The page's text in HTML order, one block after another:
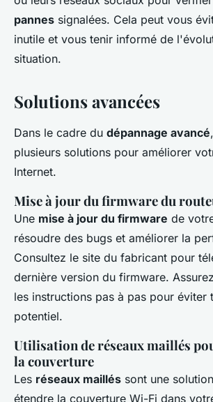
pannes signalées. Cela peut vous
inutile et vous tenir informé de
situation.
Solutions avancées
Dans le cadre du dépannage avancé
plusieurs solutions pour améliorer
Internet.
Mise à jour du firmware du
Une mise à jour du firmware de
résoudre des bugs et améliorer la
Consultez le site du fabricant pour
dernière version du firmware.
les instructions pas à pas pour éviter
potentiel.
Utilisation de réseaux maillés
la couverture
Les réseaux maillés sont une
étendre la couverture Wi-Fi dans